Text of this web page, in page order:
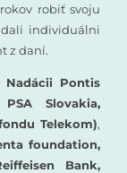
robiť svoju
individuálni
z daní.
Nadácii Pontis
Slovakia,
Telekom),
foundation,
Bank,